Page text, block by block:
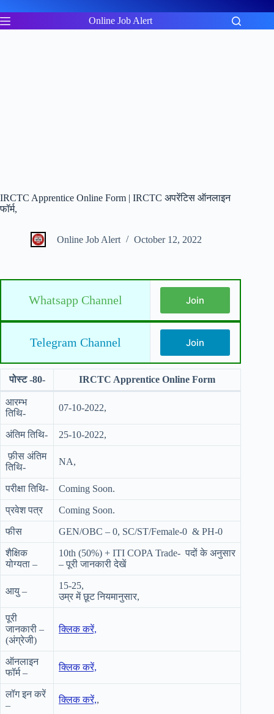
to
content
Online Job Alert
IRCTC Apprentice Online Form | IRCTC अपरेंटिस ऑनलाइन
फॉर्म,
Online Job Alert October 12, 2022
Whatsapp Channel Join
Telegram Channel Join
पोस्ट -80- IRCTC Apprentice Online Form
आरम्भ
तिथि-
07-10-2022,
अंतिम तिथि- 25-10-2022,
फ़ीस अंतिम
तिथि-
NA,
परीक्षा तिथि- Coming Soon.
प्रवेश पत्र Coming Soon.
फीस GEN/OBC – 0, SC/ST/Female-0 & PH-0
शैक्षिक
योग्यता –
10th (50%) + ITI COPA Trade- पदों के अनुसार
– पूरी जानकारी देखें
आयु –
15-25,
उम्र में छूट नियमानुसार,
पूरी
जानकारी –
(अंग्रेजी)
क्लिक करें,
ऑनलाइन
फॉर्म –
क्लिक करें,
लॉग इन करें
–
क्लिक करें,,